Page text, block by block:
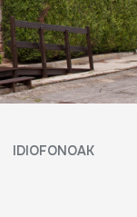
IDIOFONOAK